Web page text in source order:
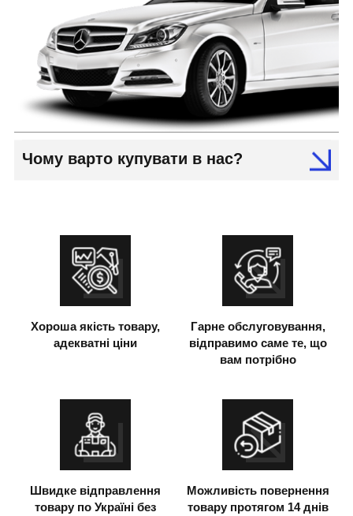
Чому варто купувати в нас?
Хороша якість товару,
адекватні ціни
Гарне обслуговування,
відправимо саме те, що
вам потрібно
Швидке відправлення
товару по Україні без
Можливість повернення
товару протягом 14 днів